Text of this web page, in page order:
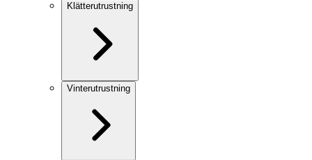
Klätterutrustning
Vinterutrustning